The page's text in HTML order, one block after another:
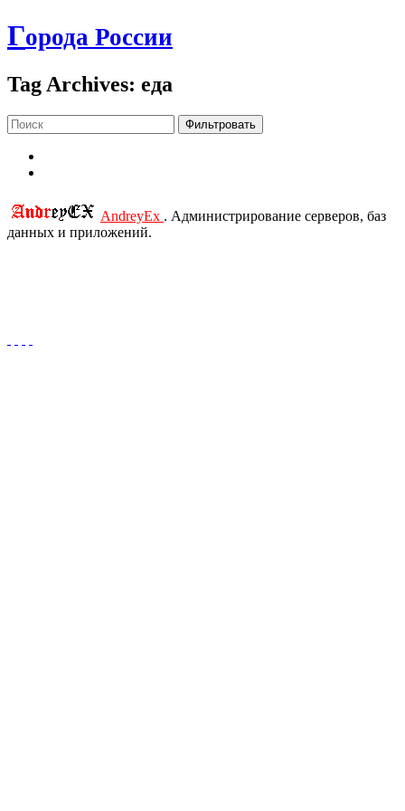
Города России
Tag Archives: еда
Фильтровать
AndreyEx . Администрирование серверов, баз
данных и приложений.